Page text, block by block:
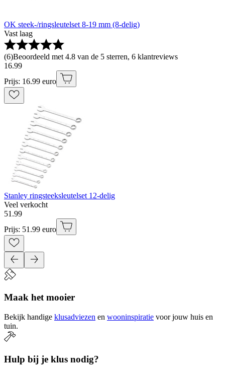
OK steek-/ringsleutelset 8-19 mm (8-delig)
Vast laag
(6)Beoordeeld met 4.8 van de 5 sterren, 6 klantreviews
16.99
Prijs: 16.99 euro
Stanley ringsteeksleutelset 12-delig
Veel verkocht
51 .99
Prijs: 51.99 euro
Maak het mooier
Bekijk handige klusadviezen en wooninspiratie voor jouw huis en
tuin.
Hulp bij je klus nodig?